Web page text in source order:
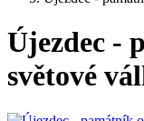
Újezdec -
světové